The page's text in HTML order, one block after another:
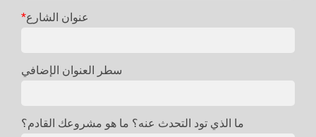
عنوان الشارع*
سطر العنوان الإضافي
ما الذي تود التحدث عنه؟ ما هو مشروعك القادم؟